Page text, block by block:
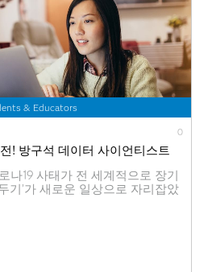
& Educators
0
! 방구석 데이터 사이언티스트
나19 사태가 전 세계적으로 장기
기’가 새로운 일상으로 자리잡았
들과 재택근무를 하는 직장인들
트 #집콕 #홈코노미 #홀로
이러한 달라진 트렌드를 보여